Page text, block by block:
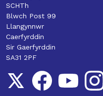
SCHTh
Blwch Post 99
Llangynnwr
Caerfyrddin
Sir Gaerfyrddin
SA31 2PF